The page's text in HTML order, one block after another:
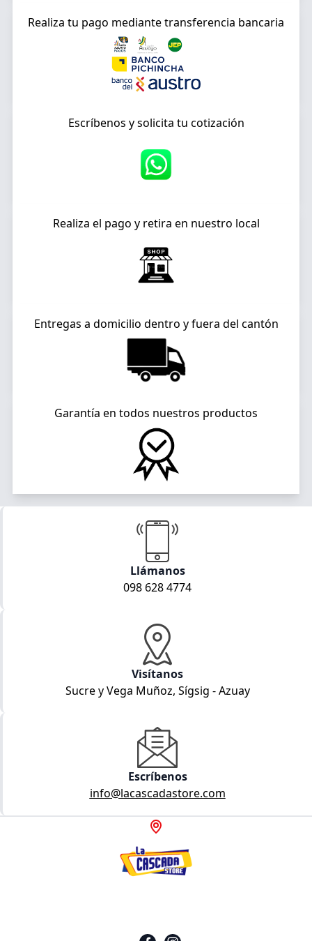
Realiza tu pago mediante transferencia bancaria
Escríbenos y solicita tu cotización
Realiza el pago y retira en nuestro local
Entregas a domicilio dentro y fuera del cantón
Garantía en todos nuestros productos
Llámanos
098 628 4774
Visítanos
Sucre y Vega Muñoz, Sígsig - Azuay
Escríbenos
info@lacascadastore.com